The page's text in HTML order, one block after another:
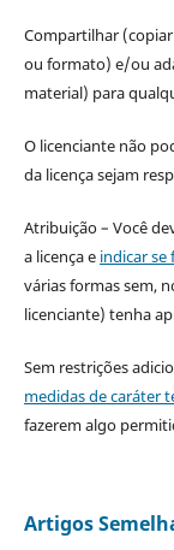
Compartilhar
ou formato) e/ou
material) para
O licenciante não
da licença sejam
Atribuição – Você
a licença e indicar se
várias formas sem,
licenciante) tenha
Sem restrições
medidas de caráter
fazerem algo
Artigos